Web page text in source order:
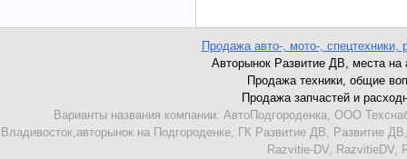
Продажа авто-, мото-, спецтехники,
Авторынок Развитие ДВ, места на
Продажа техники, общие
Продажа запчастей и
Варианты названия компании: АвтоПодгороденка, ООО
Владивосток,авторынок на Подгороденке, ГК Развитие ДВ,
Razvitie-DV, RazvitieDV,